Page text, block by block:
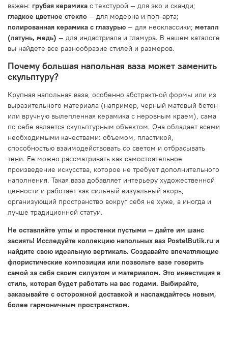
важен: грубая керамика с текстурой — для эко и сканди;
гладкое цветное стекло — для модерна и поп-арта;
полированная керамика с глазурью — для неоклассики; металл
(латунь, медь) — для индастриала и гламура. В нашем каталоге
вы найдете все разнообразие стилей и размеров.
Почему большая напольная ваза может заменить
скульптуру?
Крупная напольная ваза, особенно абстрактной формы или из
выразительного материала (например, черный матовый бетон
или вручную вылепленная керамика с неровным краем), сама
по себе является скульптурным объектом. Она обладает всеми
необходимыми качествами: объемом, пластикой,
способностью взаимодействовать со светом и отбрасывать
тени. Ее можно рассматривать как самостоятельное
произведение искусства, которое не требует дополнительного
наполнения. Такая ваза добавляет интерьеру художественной
ценности и работает как сильный визуальный якорь,
организующий пространство вокруг себя не хуже, а иногда и
лучше традиционной статуи.
Не оставляйте углы и простенки пустыми — дайте им шанс
засиять! Исследуйте коллекцию напольных ваз PostelButik.ru и
найдите свою идеальную вертикаль. Создавайте впечатляющие
флористические композиции или позвольте вазе говорить
самой за себя своим силуэтом и материалом. Это инвестиция в
стиль, которая будет работать на вас годами. Выбирайте,
заказывайте с осторожной доставкой и наслаждайтесь новым,
более гармоничным пространством.